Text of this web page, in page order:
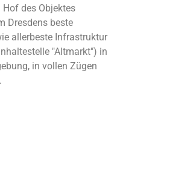
des Objektes
Dresdens beste
allerbeste Infrastruktur
"Altmarkt") in
in vollen Zügen